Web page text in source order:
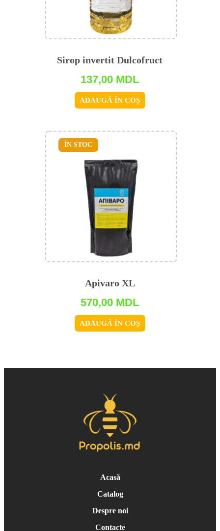
Sirop invertit Dulcofruct
137,00 MDL
ADAUGĂ ÎN COȘ
Apivaro XL
570,00 MDL
ADAUGĂ ÎN COȘ
ÎN STOC
Acasă
Catalog
Despre noi
Contacte